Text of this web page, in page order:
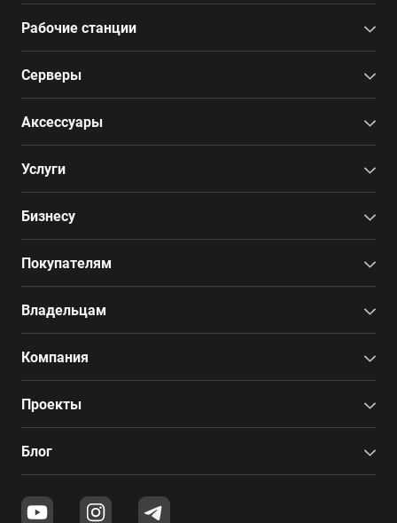
Рабочие станции
Серверы
Аксессуары
Услуги
Бизнесу
Покупателям
Владельцам
Компания
Проекты
Блог